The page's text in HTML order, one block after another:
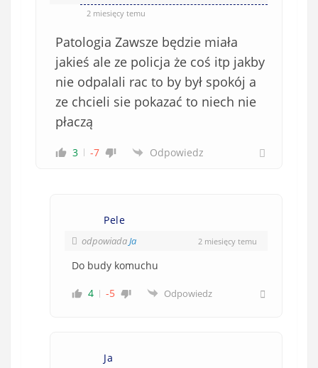
2 miesięcy temu
Patologia Zawsze będzie miała
jakieś ale ze policja że coś itp jakby
nie odpalali rac to by był spokój a
ze chcieli sie pokazać to niech nie
płaczą
3 -7 Odpowiedz
Pele
odpowiadaJa 2 miesięcy temu
Do budy komuchu
4 -5 Odpowiedz
Ja